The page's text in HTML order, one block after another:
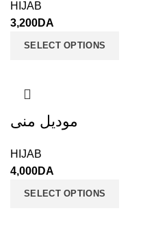
HIJAB
3,200DA
SELECT OPTIONS
موديل منى
HIJAB
4,000DA
SELECT OPTIONS